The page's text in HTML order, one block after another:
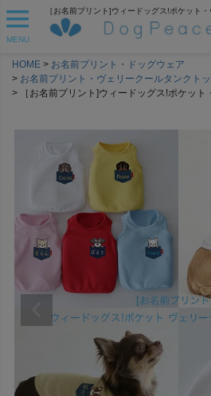
MENU
HOME
お名前プリント・ドッグウェア
お名前プリント・ヴェリークールタンクト
［お名前プリント]ウィードッグス!ポケッ